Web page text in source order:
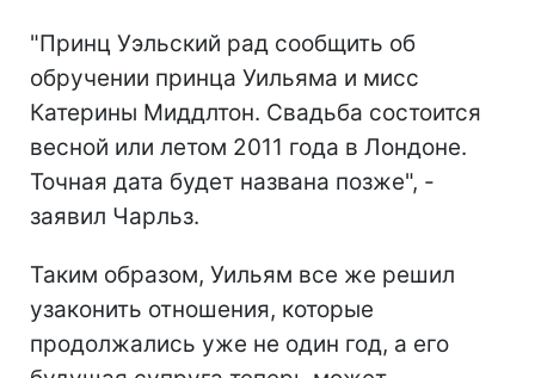
"Принц Уэльский рад сообщить об
обручении принца Уильяма и мисс
Катерины Миддлтон. Свадьба состоится
весной или летом 2011 года в Лондоне.
Точная дата будет названа позже", -
заявил Чарльз.
Таким образом, Уильям все же решил
узаконить отношения, которые
продолжались уже не один год, а его